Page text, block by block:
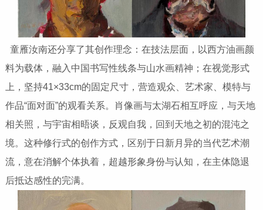
童雁汝南还分享了其创作理念：在技法层面，以西方油画颜
料为载体，融入中国书写性线条与山水画精神；在视觉形式
上，坚持41×33cm的固定尺寸，营造观众、艺术家、模特与
作品“面对面”的观看关系。肖像画与太湖石相互呼应，与天地
相关照，与宇宙相晤谈，反观自我，回到天地之初的混沌之
境。这种修行式的创作方式，区别于日新月异的当代艺术潮
流，意在消解个体执着，超越形象身份与认知，在主体隐退
后抵达感性的完满。